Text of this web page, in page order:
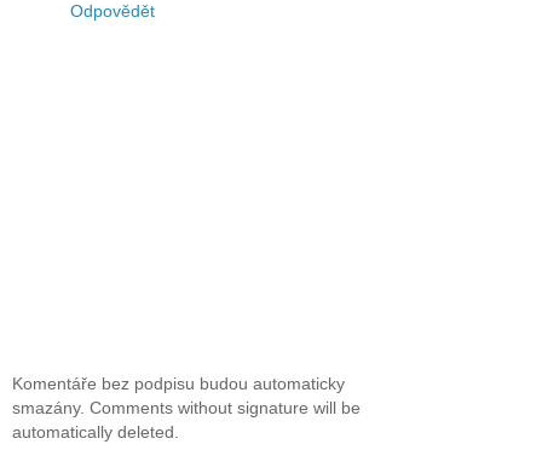
Odpovědět
Komentáře bez podpisu budou automaticky
smazány. Comments without signature will be
automatically deleted.